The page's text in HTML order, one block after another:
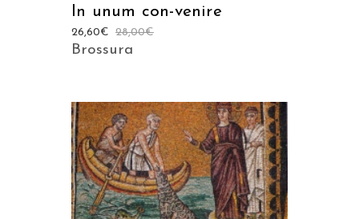
In unum con-venire
28,00€
26,60€
Brossura